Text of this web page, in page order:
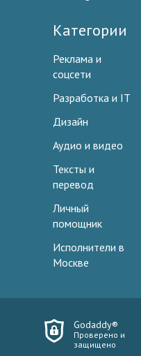
Категории
Реклама и
соцсети
Разработка и IT
Дизайн
Аудио и видео
Тексты и
перевод
Личный
помощник
Исполнители в
Москве
Godaddy®
Проверено и
защищено